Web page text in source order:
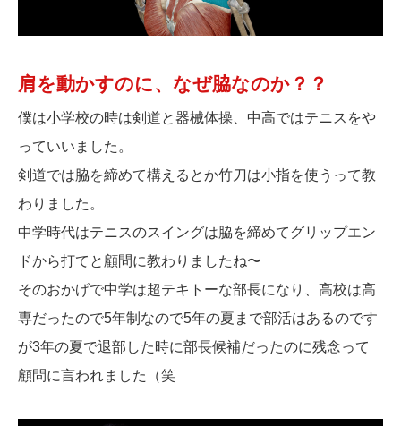
肩を動かすのに、なぜ脇なのか？？
僕は小学校の時は剣道と器械体操、中高ではテニスをや
っていいました。
剣道では脇を締めて構えるとか竹刀は小指を使うって教
わりました。
中学時代はテニスのスイングは脇を締めてグリップエン
ドから打てと顧問に教わりましたね〜
そのおかげで中学は超テキトーな部長になり、高校は高
専だったので5年制なので5年の夏まで部活はあるのです
が3年の夏で退部した時に部長候補だったのに残念って
顧問に言われました（笑